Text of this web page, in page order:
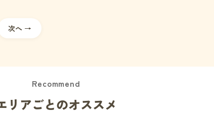
次へ →
Recommend
リアごとのオススメ